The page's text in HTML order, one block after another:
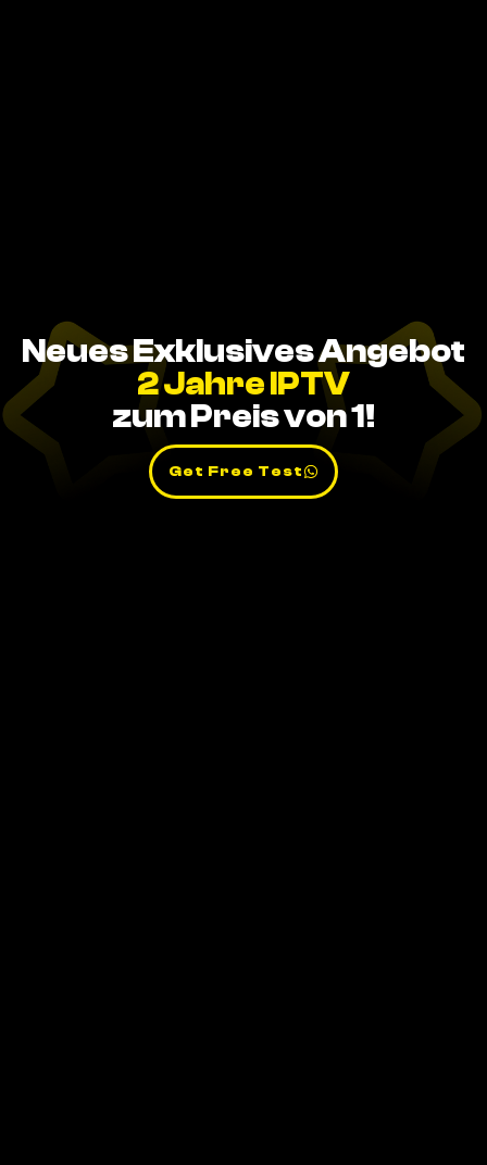
Neues Exklusives Angebot
2 Jahre IPTV
zum Preis von 1!
Get Free Test